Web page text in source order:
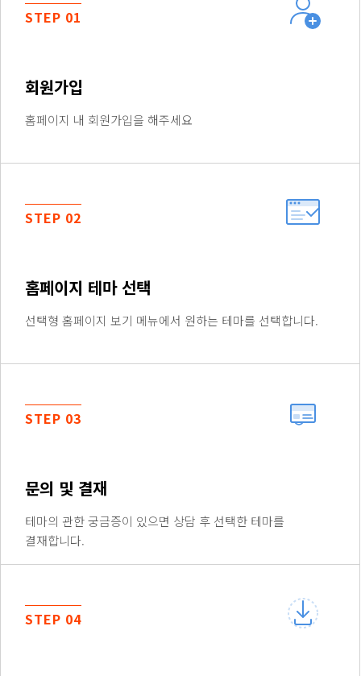
STEP 01
회원가입
홈페이지 내 회원가입을 해주세요
STEP 02
홈페이지 테마 선택
선택형 홈페이지 보기 메뉴에서 원하는 테마를 선택합니다.
STEP 03
문의 및 결재
테마의 관한 궁금증이 있으면 상담 후 선택한 테마를
결재합니다.
STEP 04